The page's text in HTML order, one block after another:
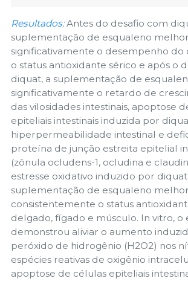
Resultados:Antes do desafio com
suplementação de esqualeno
significativamente o desempenho do
o status antioxidante sérico e após o
diquat, a suplementação de
significativamente o retardo de
das vilosidades intestinais, apoptose
epiteliais intestinais induzida por
hiperpermeabilidade intestinal e
proteína de junção estreita epitelial
(zônula ocludens-1, ocludina e
estresse oxidativo induzido por
suplementação de esqualeno
consistentemente o status
delgado, fígado e músculo. In vitro, o
demonstrou aliviar o aumento
peróxido de hidrogênio (H2O2) nos
espécies reativas de oxigênio
apoptose de células epiteliais